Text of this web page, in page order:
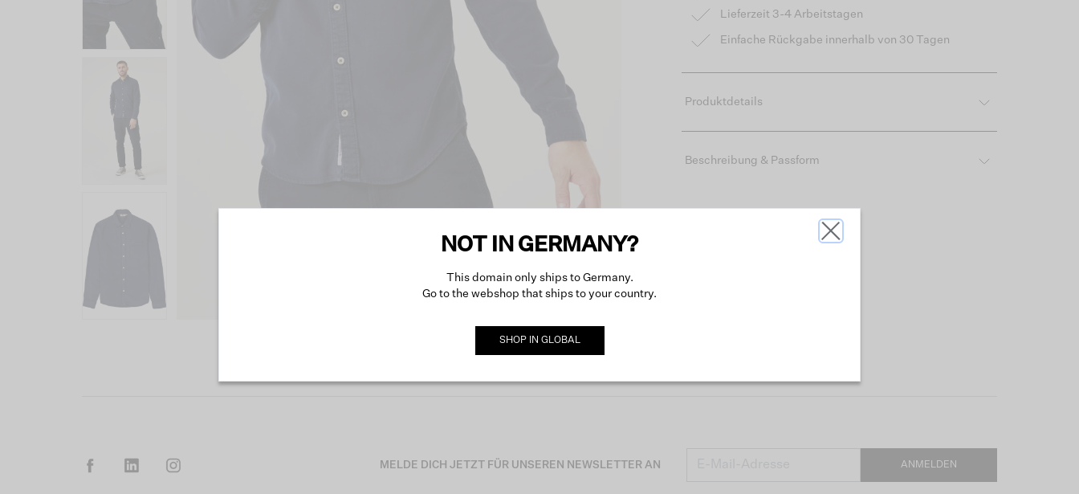
Lieferzeit 3-4 Arbeitstagen
Einfache Rückgabe innerhalb von 30 Tagen
Produktdetails
Beschreibung & Passform
MELDE DICH JETZT FÜR UNSEREN NEWSLETTER AN ANMELDEN
NOT IN GERMANY?
This domain only ships to Germany.
Go to the webshop that ships to your country.
SHOP IN GLOBAL